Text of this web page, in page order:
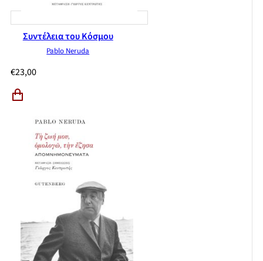
Συντέλεια του Κόσμου
Pablo Neruda
€23,00